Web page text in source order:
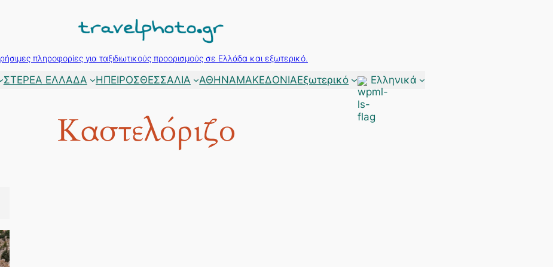
πληροφορίες για ταξιδιωτικούς προορισμούς σε Ελλάδα και εξωτερικό.
ΣΤΕΡΕΑ ΕΛΛΑΔΑ ΗΠΕΙΡΟΣΘΕΣΣΑΛΙΑ ΑΘΗΝΑΜΑΚΕΔΟΝΙΑΕξωτερικό Ελληνικά
Καστελόριζο